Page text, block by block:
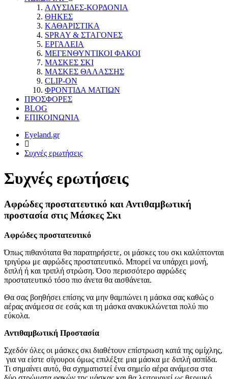
ΑΛΥΣΙΔΕΣ-ΚΟΡΔΟΝΙΑ
ΘΗΚΕΣ
ΚΑΘΑΡΙΣΤΙΚΑ
SPRAY & ΣΤΑΓΟΝΕΣ
ΕΡΓΑΛΕΙΑ
ΜΕΓΕΝΘΥΝΤΙΚΟΙ ΦΑΚΟΙ
ΜΑΣΚΕΣ ΣΚΙ
ΜΑΣΚΕΣ ΘΑΛΑΣΣΗΣ
CLIP-ON
ΦΡΟΝΤΙΔΑ ΜΑΤΙΩΝ
ΠΡΟΣΦΟΡΕΣ
BLOG
ΕΠΙΚΟΙΝΩΝΙΑ
Eyeland.gr
Συχνές ερωτήσεις
Συχνές ερωτήσεις
Αφρώδες προστατευτικό και Αντιθαμβωτική
προστασία στις Μάσκες Σκι
Αφρώδες προστατευτικό
Όπως πιθανότατα θα παρατηρήσετε, οι μάσκες του σκι καλύπτονται
τριγύρω με αφρώδες προστατευτικό. Μπορεί να υπάρχει μονή,
διπλή ή και τριπλή στρώση. Όσο περισσότερο αφρώδες
προστατευτικό τόσο πιο άνετα θα αισθάνεται.
Θα σας βοηθήσει επίσης να μην θαμπώνει η μάσκα σας καθώς ο
αέρας ανάμεσα σε εσάς και τη μάσκα ανακυκλώνεται πολύ πιο
εύκολα.
Αντιθαμβωτική Προστασία
Σχεδόν όλες οι μάσκες σκι διαθέτουν επίστρωση κατά της ομίχλης,
για να είστε σίγουροι όμως επιλέξτε μια μάσκα με διπλή ασπίδα.
Τι σημαίνει αυτό, θα σχηματιστεί ένα σημείο αέρα ανάμεσα στα